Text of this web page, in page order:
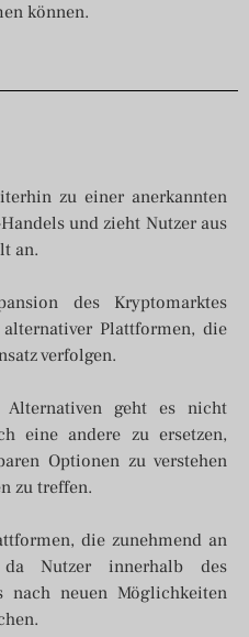
können.
zu einer anerkannten
und zieht Nutzer aus
an.
des Kryptomarktes
Plattformen, die
verfolgen.
geht es nicht
eine andere zu ersetzen,
Optionen zu verstehen
zu treffen.
die zunehmend an
da Nutzer innerhalb des
nach neuen Möglichkeiten